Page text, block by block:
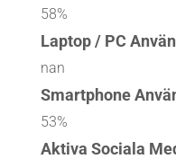
58%
Laptop / PC
nan
Smartphone
53%
Aktiva Sociala